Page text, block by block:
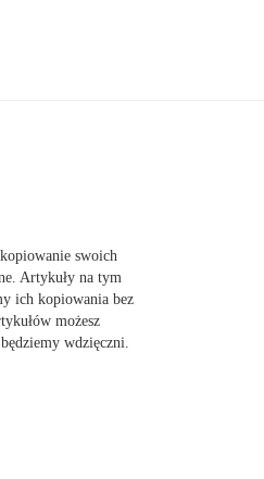
swoich
Artykuły na tym
ich kopiowania bez
możesz
wdzięczni.